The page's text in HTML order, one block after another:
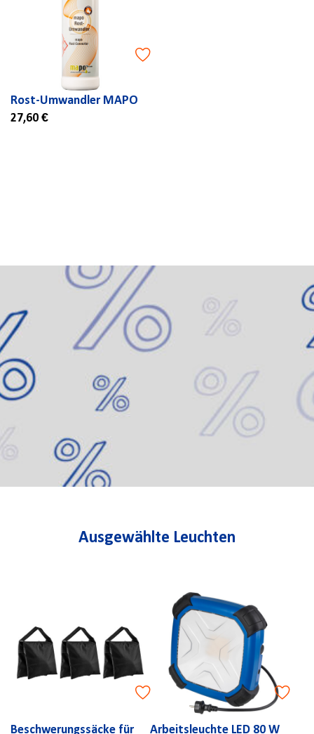
Rost-Umwandler MAPO
27,60 €
Ausgewählte Leuchten
Beschwerungssäcke für
Arbeitsleuchte LED 80 W